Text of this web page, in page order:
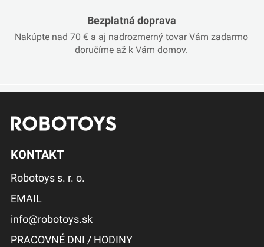
Bezplatná doprava
Nakúpte nad 70 € a aj nadrozmerný tovar Vám zadarmo
doručíme až k Vám domov.
KONTAKT
Robotoys s. r. o.
EMAIL
info@robotoys.sk
PRACOVNÉ DNI / HODINY